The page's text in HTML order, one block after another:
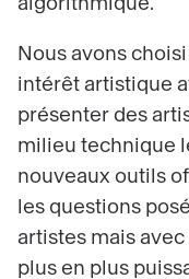
Nous avons
intérêt artistique
présenter des
milieu technique
nouveaux outils
les questions
artistes mais
plus en plus